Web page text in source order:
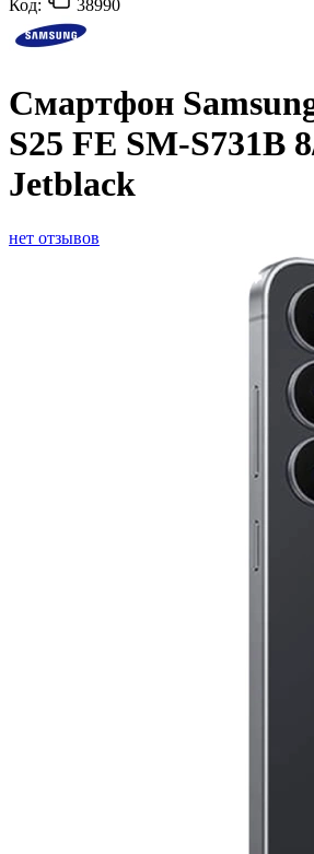
Код: 38990
Смартфон
S25 FE SM-S731B
Jetblack
нет отзывов